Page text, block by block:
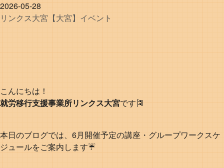
2026-05-28
リンクス大宮 【大宮】イベント
こんにちは！
就労移行支援事業所リンクス大宮です🎏
本日のブログでは、6月開催予定の講座・グループワークスケ
ジュールをご案内します☔